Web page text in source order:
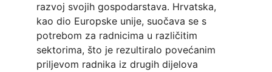
razvoj svojih gospodarstava. Hrvatska,
kao dio Europske unije, suočava se s
potrebom za radnicima u različitim
sektorima, što je rezultiralo povećanim
priljevom radnika iz drugih dijelova